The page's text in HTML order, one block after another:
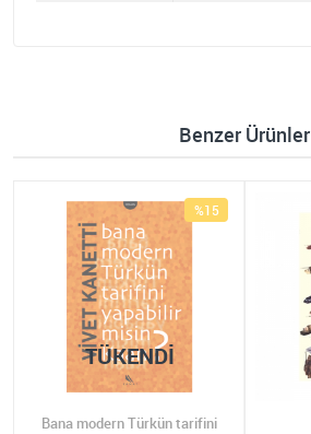
Benzer Ürünler
Bana modern Türkün tarifini
%15
TÜKENDI